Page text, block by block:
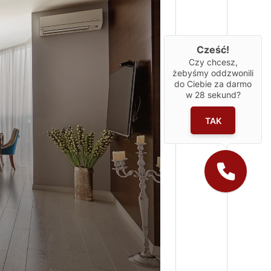
Cześć!
Czy chcesz,
żebyśmy oddzwonili
do Ciebie za darmo
w 28 sekund?
TAK